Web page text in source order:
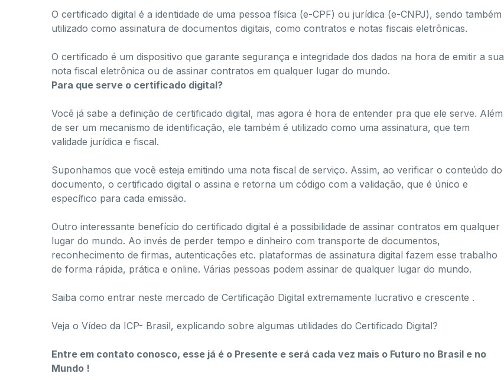
O certificado digital é a identidade de uma pessoa física (e-CPF) ou jurídica (e-CNPJ), sendo também
utilizado como assinatura de documentos digitais, como contratos e notas fiscais eletrônicas.
O certificado é um dispositivo que garante segurança e integridade dos dados na hora de emitir a sua
nota fiscal eletrônica ou de assinar contratos em qualquer lugar do mundo.
Para que serve o certificado digital?
Você já sabe a definição de certificado digital, mas agora é hora de entender pra que ele serve. Além
de ser um mecanismo de identificação, ele também é utilizado como uma assinatura, que tem
validade jurídica e fiscal.
Suponhamos que você esteja emitindo uma nota fiscal de serviço. Assim, ao verificar o conteúdo do
documento, o certificado digital o assina e retorna um código com a validação, que é único e
específico para cada emissão.
Outro interessante benefício do certificado digital é a possibilidade de ​assinar contratos em qualquer
lugar do mundo. Ao invés de perder tempo e dinheiro com transporte de documentos,
reconhecimento de firmas, autenticações etc. plataformas de assinatura digital fazem esse trabalho
de forma rápida, prática e online.​ Várias pessoas podem assinar de qualquer lugar do mundo.
Saiba como entrar neste mercado de Certificação Digital extremamente lucrativo e crescente .
Veja o Vídeo da ICP- Brasil, explicando sobre algumas utilidades do Certificado Digital?
Entre em contato conosco, esse já é o Presente e será cada vez mais o Futuro no Brasil e no
Mundo !